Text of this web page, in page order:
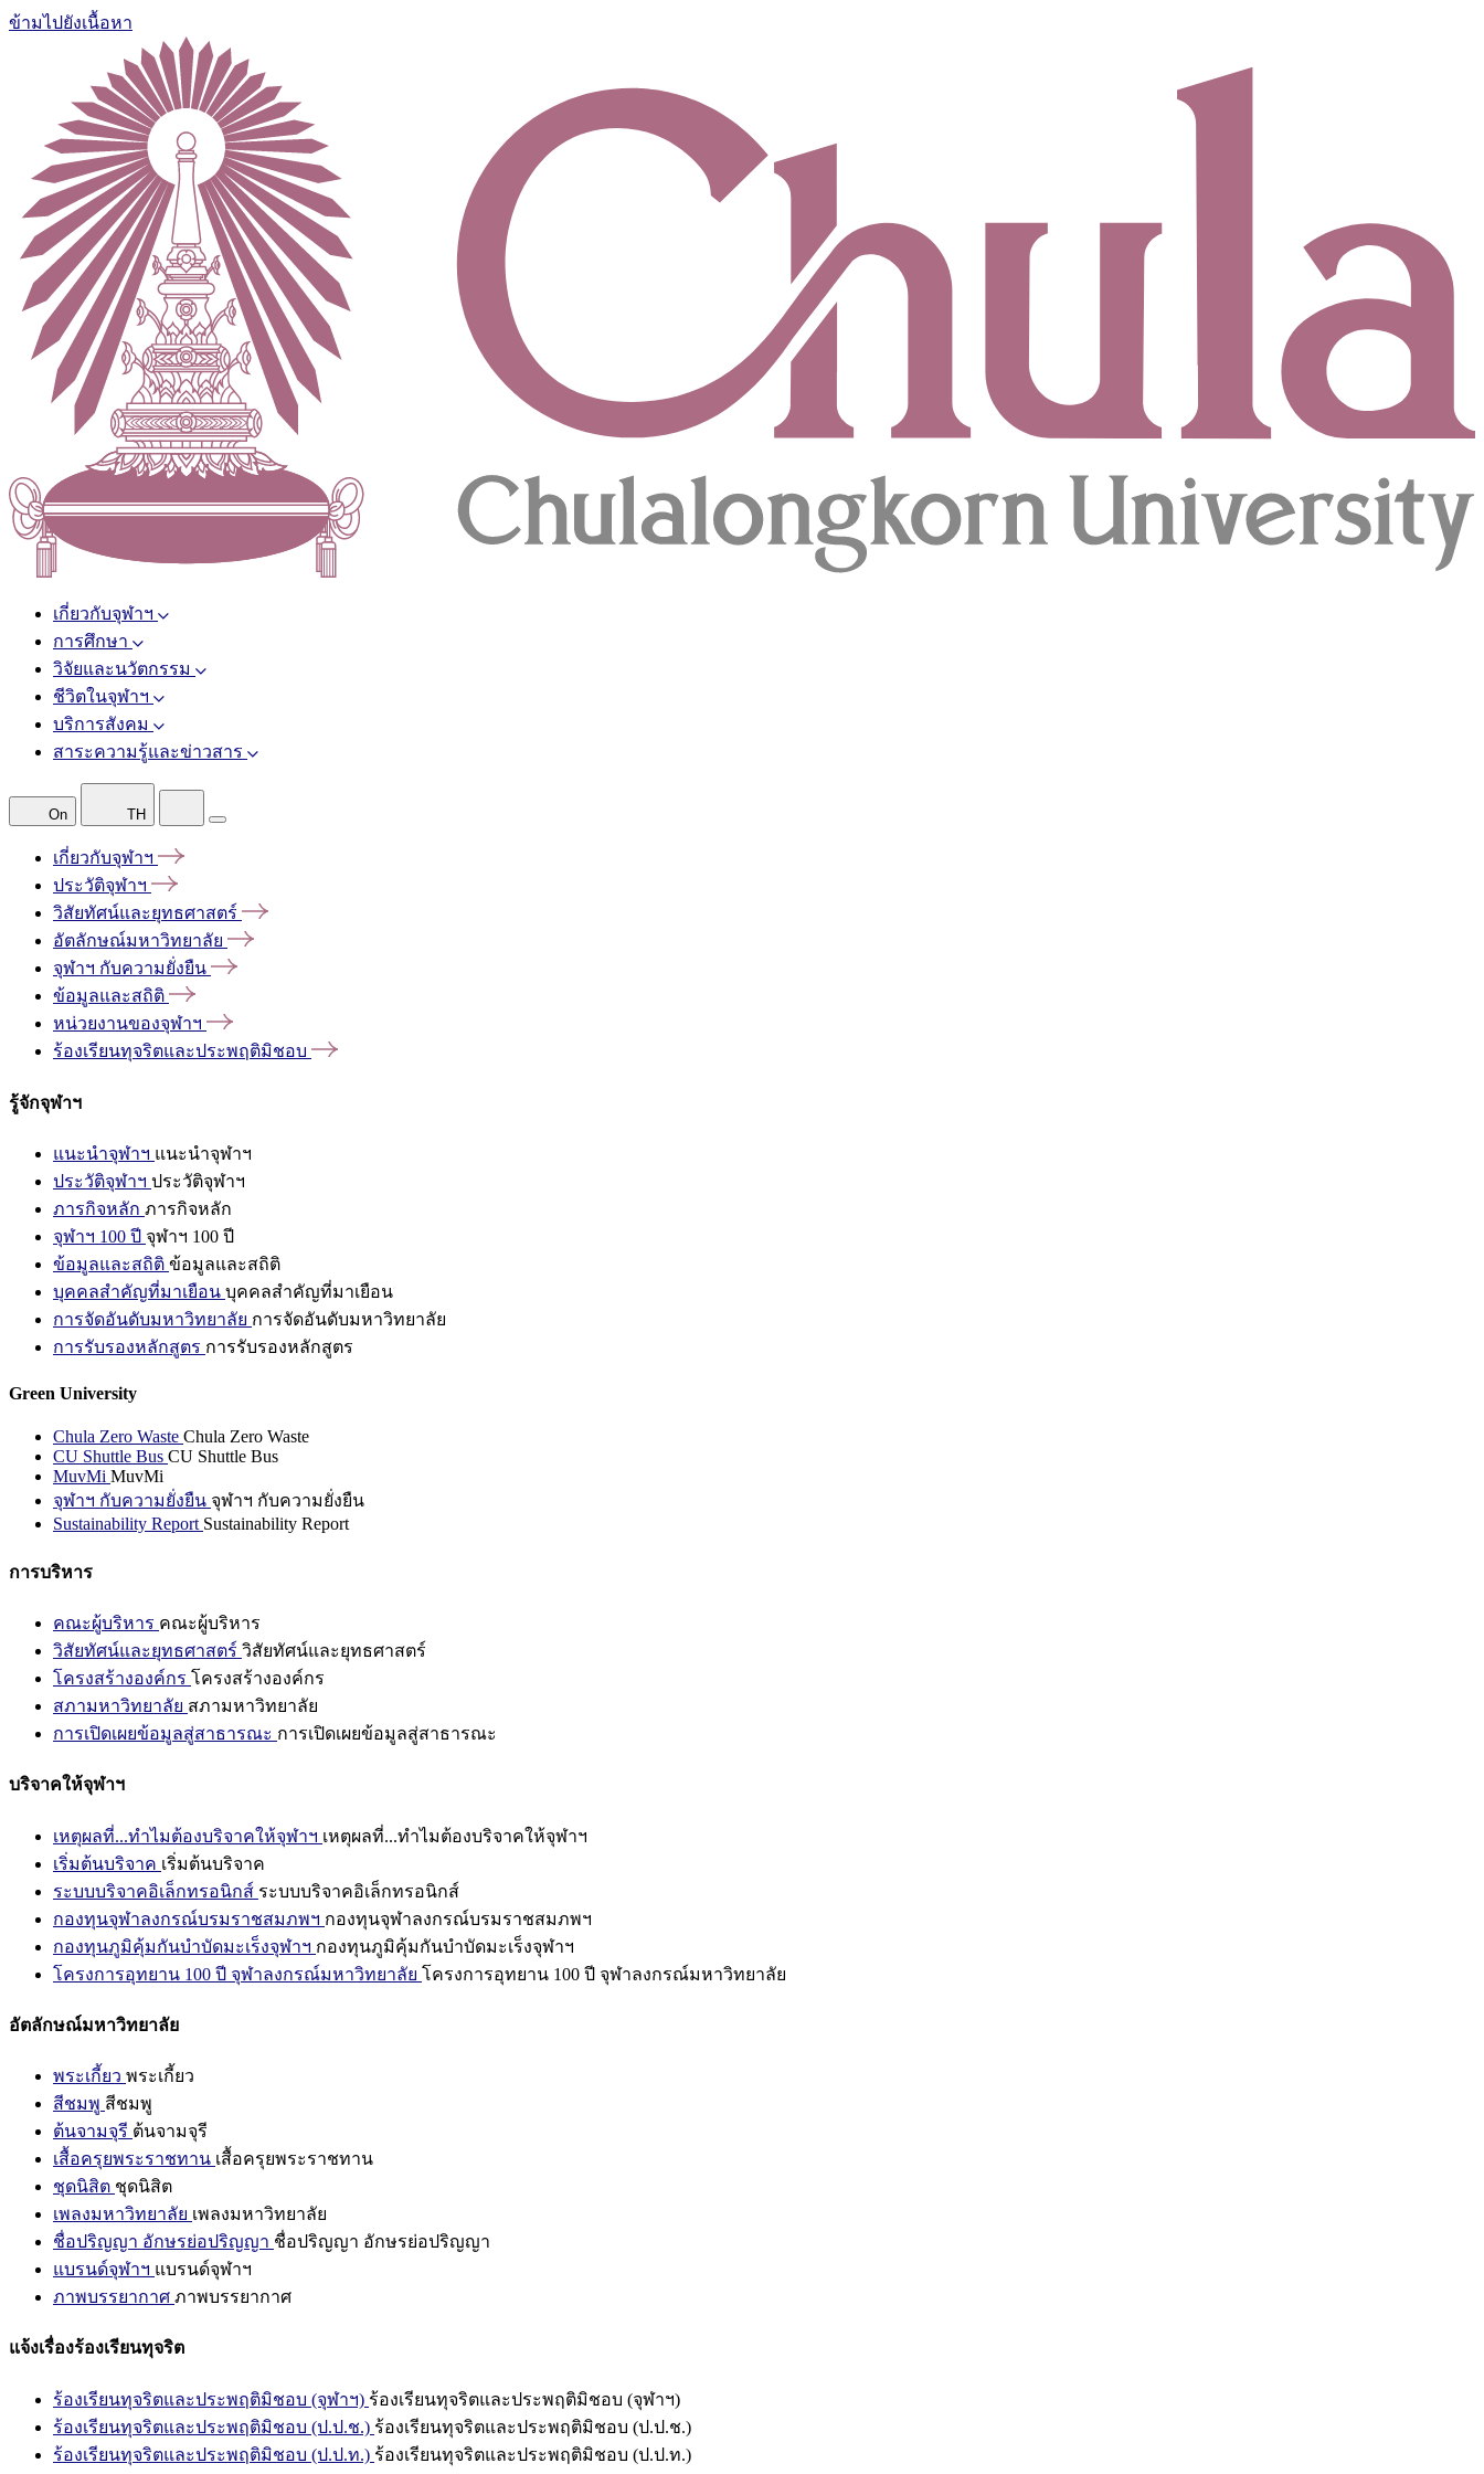
ข้ามไปยังเนื้อหา
เกี่ยวกับจุฬาฯ
การศึกษา
วิจัยและนวัตกรรม
ชีวิตในจุฬาฯ
บริการสังคม
สาระความรู้และข่าวสาร
On TH
เกี่ยวกับจุฬาฯ
ประวัติจุฬาฯ
วิสัยทัศน์และยุทธศาสตร์
อัตลักษณ์มหาวิทยาลัย
จุฬาฯ กับความยั่งยืน
ข้อมูลและสถิติ
หน่วยงานของจุฬาฯ
ร้องเรียนทุจริตและประพฤติมิชอบ
รู้จักจุฬาฯ
แนะนำจุฬาฯ แนะนำจุฬาฯ
ประวัติจุฬาฯ ประวัติจุฬาฯ
ภารกิจหลัก ภารกิจหลัก
จุฬาฯ 100 ปี จุฬาฯ 100 ปี
ข้อมูลและสถิติ ข้อมูลและสถิติ
บุคคลสำคัญที่มาเยือน บุคคลสำคัญที่มาเยือน
การจัดอันดับมหาวิทยาลัย การจัดอันดับมหาวิทยาลัย
การรับรองหลักสูตร การรับรองหลักสูตร
Green University
Chula Zero Waste Chula Zero Waste
CU Shuttle Bus CU Shuttle Bus
MuvMi MuvMi
จุฬาฯ กับความยั่งยืน จุฬาฯ กับความยั่งยืน
Sustainability Report Sustainability Report
การบริหาร
คณะผู้บริหาร คณะผู้บริหาร
วิสัยทัศน์และยุทธศาสตร์ วิสัยทัศน์และยุทธศาสตร์
โครงสร้างองค์กร โครงสร้างองค์กร
สภามหาวิทยาลัย สภามหาวิทยาลัย
การเปิดเผยข้อมูลสู่สาธารณะ การเปิดเผยข้อมูลสู่สาธารณะ
บริจาคให้จุฬาฯ
เหตุผลที่...ทำไมต้องบริจาคให้จุฬาฯ เหตุผลที่...ทำไมต้องบริจาคให้จุฬาฯ
เริ่มต้นบริจาค เริ่มต้นบริจาค
ระบบบริจาคอิเล็กทรอนิกส์ ระบบบริจาคอิเล็กทรอนิกส์
กองทุนจุฬาลงกรณ์บรมราชสมภพฯ กองทุนจุฬาลงกรณ์บรมราชสมภพฯ
กองทุนภูมิคุ้มกันบำบัดมะเร็งจุฬาฯ กองทุนภูมิคุ้มกันบำบัดมะเร็งจุฬาฯ
โครงการอุทยาน 100 ปี จุฬาลงกรณ์มหาวิทยาลัย โครงการอุทยาน 100 ปี จุฬาลงกรณ์มหาวิทยาลัย
อัตลักษณ์มหาวิทยาลัย
พระเกี้ยว พระเกี้ยว
สีชมพู สีชมพู
ต้นจามจุรี ต้นจามจุรี
เสื้อครุยพระราชทาน เสื้อครุยพระราชทาน
ชุดนิสิต ชุดนิสิต
เพลงมหาวิทยาลัย เพลงมหาวิทยาลัย
ชื่อปริญญา อักษรย่อปริญญา ชื่อปริญญา อักษรย่อปริญญา
แบรนด์จุฬาฯ แบรนด์จุฬาฯ
ภาพบรรยากาศ ภาพบรรยากาศ
แจ้งเรื่องร้องเรียนทุจริต
ร้องเรียนทุจริตและประพฤติมิชอบ (จุฬาฯ) ร้องเรียนทุจริตและประพฤติมิชอบ (จุฬาฯ)
ร้องเรียนทุจริตและประพฤติมิชอบ (ป.ป.ช.) ร้องเรียนทุจริตและประพฤติมิชอบ (ป.ป.ช.)
ร้องเรียนทุจริตและประพฤติมิชอบ (ป.ป.ท.) ร้องเรียนทุจริตและประพฤติมิชอบ (ป.ป.ท.)